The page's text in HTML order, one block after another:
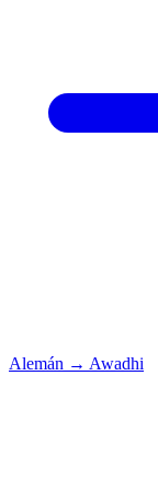
Alemán → Awadhi